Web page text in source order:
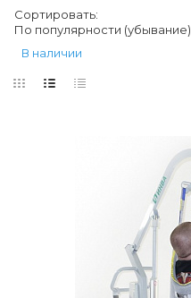
Сортировать:
По популярности (убывание)
В наличии